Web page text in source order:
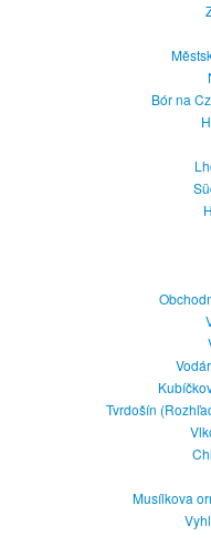
Bór na
Tvrdošín
Musílkova